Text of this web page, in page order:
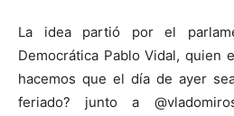
La idea partió por el
Democrática Pablo Vidal, quien
hacemos que el día de ayer
feriado? junto a